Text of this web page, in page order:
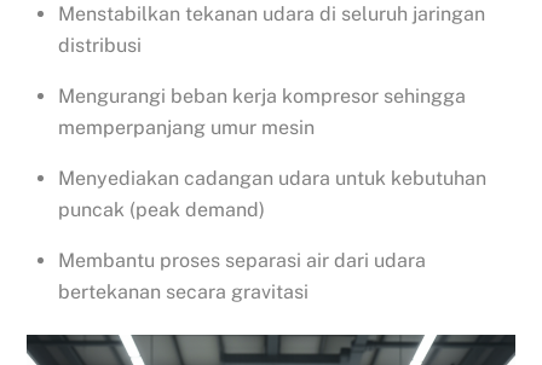
Menstabilkan tekanan udara di seluruh jaringan
distribusi
Mengurangi beban kerja kompresor sehingga
memperpanjang umur mesin
Menyediakan cadangan udara untuk kebutuhan
puncak (peak demand)
Membantu proses separasi air dari udara
bertekanan secara gravitasi